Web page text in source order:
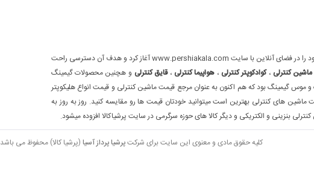
فروشگاه اینترنتی پرشیاکالا از آبان ماه 1398 فعالیت خود را در فضای آنلاین با سایت www.pershiakala.com آغاز کرد و هدف آن دسترسی راحت
ماشین کنترلی،کوادکوپتر کنترلی ، هواپیما کنترلی ،قایق کنترلی و هچنین محصولات گیمینگ
موس گیمینگ بود که هم اکنون به عنوان مرجع قیمت ماشین کنترلی و قیمت انواع هلیکوپتر
های کنترلی بهترین است میتوانید خودتان قیمت ها رو مقایسه کنید. روز به روز به
بنزینی و الکتریکی و دیگر کالا های حوزه سرگرمی در سایت پرشیاکالا افزوده میشود.
کلیه حقوق مادی و معنوی این سایت برای شرکت پرشیا پرداز آسیا(پرشیا کالا) محفوظ می باشد